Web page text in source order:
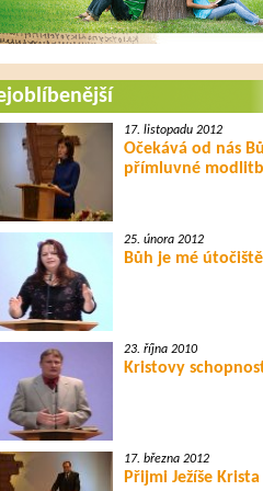
17. listopadu 2012
Očekává od nás
přímluvné
25. února 2012
Bůh je mé útočiště
23. října 2010
Kristovy
17. března 2012
Přijmi Ježíše Krista